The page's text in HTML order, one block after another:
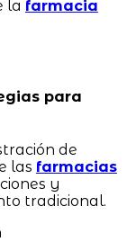
la farmacia
para
de
las farmacias
y
tradicional.